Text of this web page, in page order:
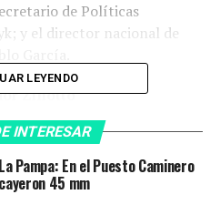
de Políticas
y el director nacional de
Ziliotto
resaltó el trabajo en
Ministerio de Educación
mejores condiciones de la
vigentes para
LEYENDO
INTERESAR
Pampa: En el Puesto Caminero
45 mm